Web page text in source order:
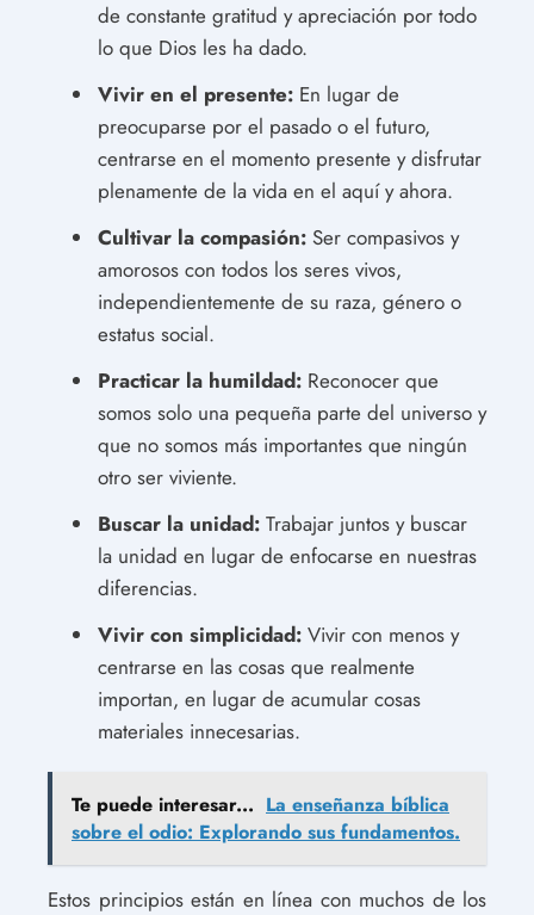
de constante gratitud y apreciación por todo
lo que Dios les ha dado.
Vivir en el presente: En lugar de
preocuparse por el pasado o el futuro,
centrarse en el momento presente y disfrutar
plenamente de la vida en el aquí y ahora.
Cultivar la compasión: Ser compasivos y
amorosos con todos los seres vivos,
independientemente de su raza, género o
estatus social.
Practicar la humildad: Reconocer que
somos solo una pequeña parte del universo y
que no somos más importantes que ningún
otro ser viviente.
Buscar la unidad: Trabajar juntos y buscar
la unidad en lugar de enfocarse en nuestras
diferencias.
Vivir con simplicidad: Vivir con menos y
centrarse en las cosas que realmente
importan, en lugar de acumular cosas
materiales innecesarias.
Te puede interesar... La enseñanza bíblica
sobre el odio: Explorando sus fundamentos.
Estos principios están en línea con muchos de los